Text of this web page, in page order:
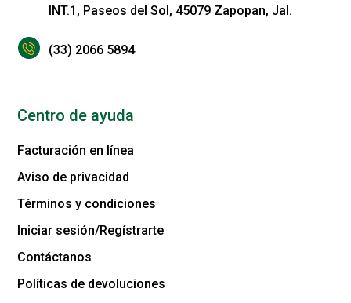
INT.1, Paseos del Sol, 45079 Zapopan, Jal.
(33) 2066 5894
Centro de ayuda
Facturación en línea
Aviso de privacidad
Términos y condiciones
Iniciar sesión/Regístrarte
Contáctanos
Políticas de devoluciones